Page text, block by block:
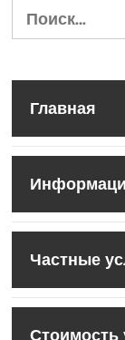
Найти:
Главная
Частные
Стоимость